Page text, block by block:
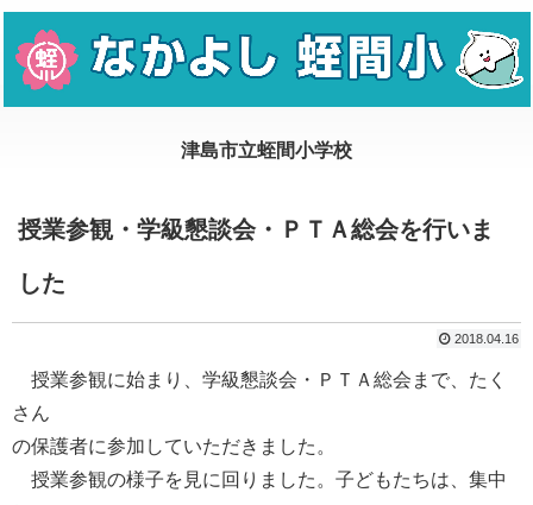
授業参観・学級懇談会・ＰＴＡ総会を行いま
した
2018.04.16
授業参観に始まり、学級懇談会・ＰＴＡ総会まで、たく
さん
の保護者に参加していただきました。
授業参観の様子を見に回りました。子どもたちは、集中